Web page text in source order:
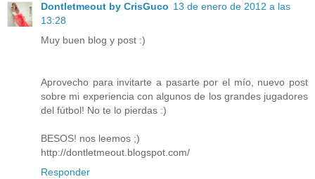
Dontletmeout by CrisGuco 13 de enero de 2012 a las
13:28
Muy buen blog y post :)
Aprovecho para invitarte a pasarte por el mío, nuevo post
sobre mi experiencia con algunos de los grandes jugadores
del fútbol! No te lo pierdas :)
BESOS! nos leemos ;)
http://dontletmeout.blogspot.com/
Responder